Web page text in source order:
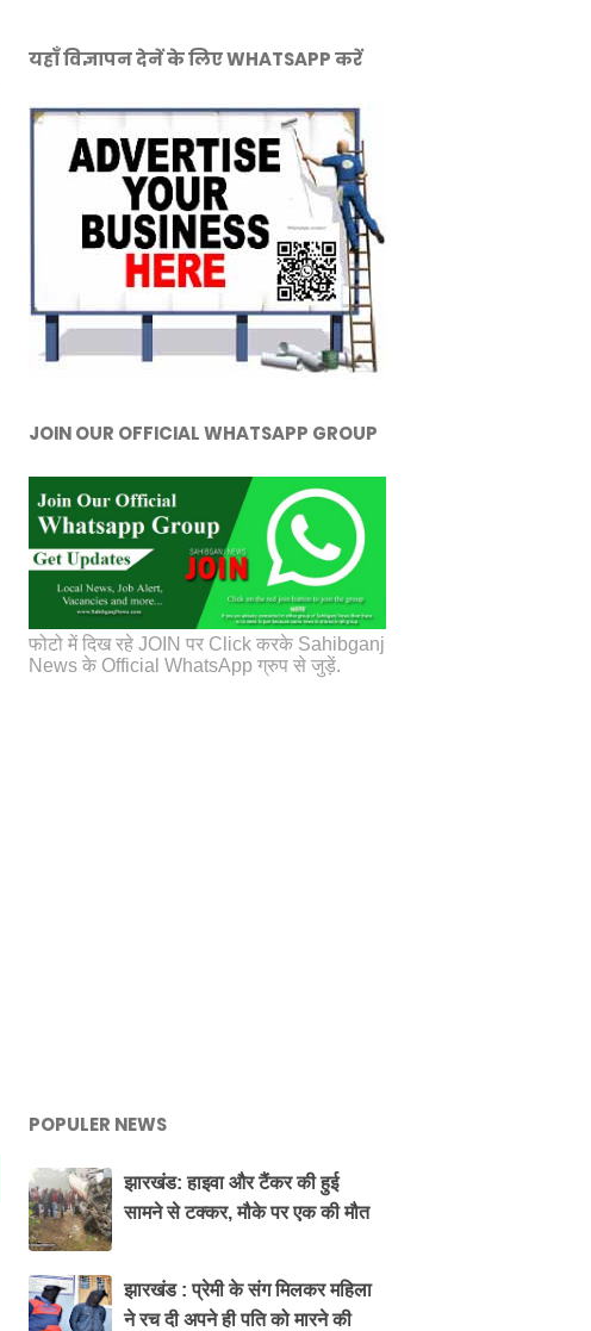
यहाँ विज्ञापन देनें के लिए WHATSAPP करें
JOIN OUR OFFICIAL WHATSAPP GROUP
फोटो में दिख रहे JOIN पर Click करके Sahibganj
News के Official WhatsApp ग्रुप से जुड़ें.
POPULER NEWS
झारखंड: हाइवा और टैंकर की हुई
सामने से टक्कर, मौके पर एक की मौत
झारखंड : प्रेमी के संग मिलकर महिला
ने रच दी अपने ही पति को मारने की